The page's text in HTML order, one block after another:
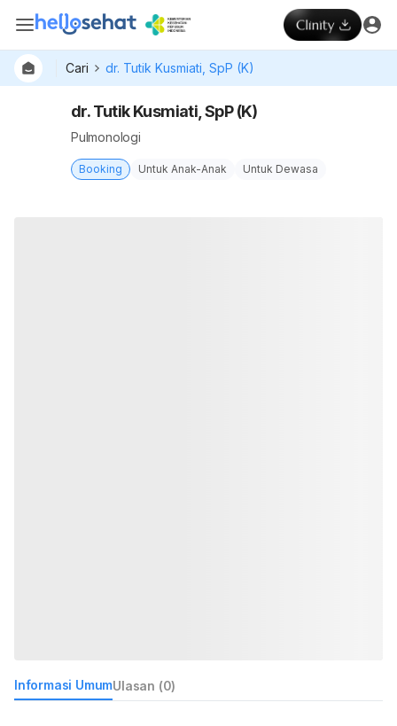
Cari dr. Tutik Kusmiati, SpP (K)
dr. Tutik Kusmiati, SpP (K)
Pulmonologi
Booking Untuk Anak-Anak Untuk Dewasa
Informasi UmumUlasan (0)